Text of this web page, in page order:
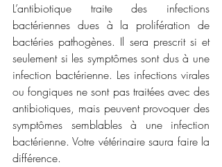
L’antibiotique traite des infections
bactériennes dues à la prolifération de
bactéries pathogènes. Il sera prescrit si et
seulement si les symptômes sont dus à une
infection bactérienne. Les infections virales
ou fongiques ne sont pas traitées avec des
antibiotiques, mais peuvent provoquer des
symptômes semblables à une infection
bactérienne. Votre vétérinaire saura faire la
différence.